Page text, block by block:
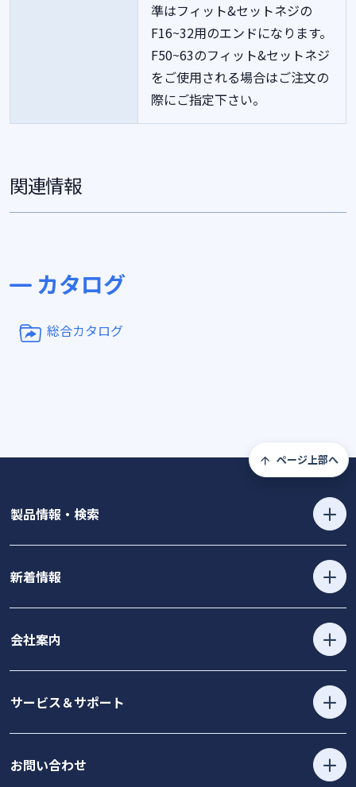
準はフィット&セットネジの
F16~32用のエンドになります。
F50~63のフィット&セットネジ
をご使用される場合はご注文の
際にご指定下さい。
関連情報
カタログ
総合カタログ
ページ上部へ
製品情報・検索
新着情報
会社案内
サービス＆サポート
お問い合わせ